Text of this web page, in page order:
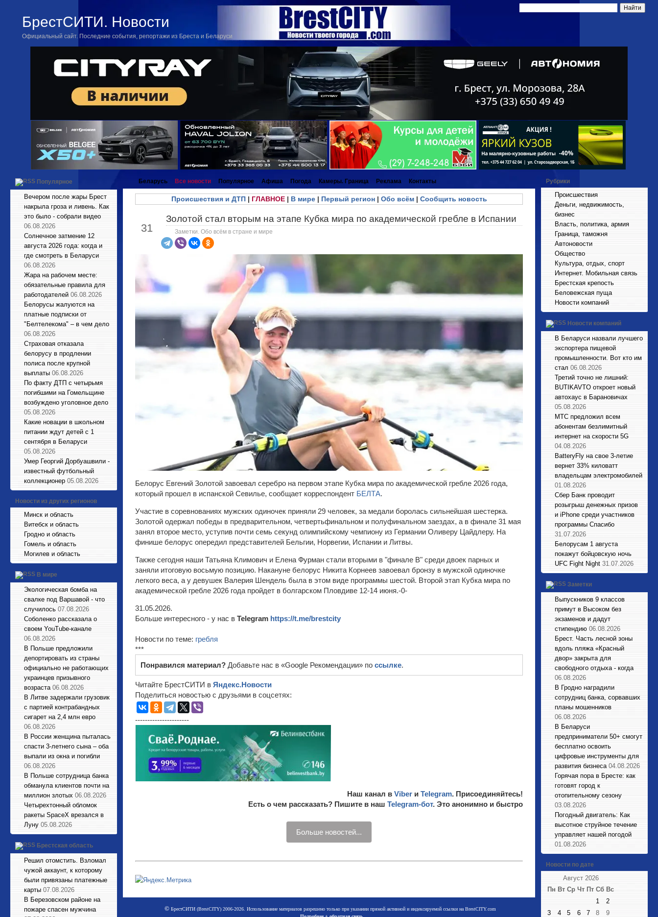
БрестСИТИ. Новости
Официальный сайт. Последние события, репортажи из Бреста и Беларуси
Популярное
Вечером после жары Брест
накрыла гроза и ливень. Как
это было - собрали видео
06.08.2026
Солнечное затмение 12
августа 2026 года: когда и
где смотреть в Беларуси
06.08.2026
Жара на рабочем месте:
обязательные правила для
работодателей 06.08.2026
Белорусы жалуются на
платные подписки от
"Белтелекома" – в чем дело
06.08.2026
Страховая отказала
белорусу в продлении
полиса после крупной
выплаты 06.08.2026
По факту ДТП с четырьмя
погибшими на Гомельщине
возбуждено уголовное дело
05.08.2026
Какие новации в школьном
питании ждут детей с 1
сентября в Беларуси
05.08.2026
Умер Георгий Дорбуашвили -
известный футбольный
коллекционер 05.08.2026
Новости из других регионов
Минск и область
Витебск и область
Гродно и область
Гомель и область
Могилев и область
В мире
Экологическая бомба на
свалке под Варшавой - что
случилось 07.08.2026
Соболенко рассказала о
своем YouTube-канале
06.08.2026
В Польше предложили
депортировать из страны
официально не работающих
украинцев призывного
возраста 06.08.2026
В Литве задержали грузовик
с партией контрабандных
сигарет на 2,4 млн евро
06.08.2026
В России женщина пыталась
спасти 3-летнего сына – оба
выпали из окна и погибли
06.08.2026
В Польше сотрудница банка
обманула клиентов почти на
миллион злотых 06.08.2026
Четырехтонный обломок
ракеты SpaceX врезался в
Луну 05.08.2026
Брестская область
Решил отомстить. Взломал
чужой аккаунт, к которому
были привязаны платежные
карты 07.08.2026
В Березовском районе на
пожаре спасен мужчина
Беларусь Все новости Популярное Афиша Погода Камеры. Граница Реклама Контакты
Происшествия и ДТП| ГЛАВНОЕ| В мире| Первый регион| Обо всём| Сообщить новость
31
Золотой стал вторым на этапе Кубка мира по академической гребле в Испании
Заметки. Обо всём в стране и мире
Белорус Евгений Золотой завоевал серебро на первом этапе Кубка мира по академической гребле 2026 года,
который прошел в испанской Севилье, сообщает корреспондент БЕЛТА.
Участие в соревнованиях мужских одиночек приняли 29 человек, за медали боролась сильнейшая шестерка.
Золотой одержал победы в предварительном, четвертьфинальном и полуфинальном заездах, а в финале 31 мая
занял второе место, уступив почти семь секунд олимпийскому чемпиону из Германии Оливеру Цайдлеру. На
финише белорус опередил представителей Бельгии, Норвегии, Испании и Литвы.
Также сегодня наши Татьяна Климович и Елена Фурман стали вторыми в "финале В" среди двоек парных и
заняли итоговую восьмую позицию. Накануне белорус Никита Корнеев завоевал бронзу в мужской одиночке
легкого веса, а у девушек Валерия Шендель была в этом виде программы шестой. Второй этап Кубка мира по
академической гребле 2026 года пройдет в болгарском Пловдиве 12-14 июня.-0-
31.05.2026.
Больше интересного - у нас в Telegram https://t.me/brestcity
Новости по теме: гребля
***
Понравился материал? Добавьте нас в «Google Рекомендации» по ссылке.
Читайте БрестСИТИ в Яндекс.Новости
Поделиться новостью с друзьями в соцсетях:
----------------------
Наш канал в Viber и Telegram. Присоединяйтесь!
Есть о чем рассказать? Пишите в наш Telegram-бот. Это анонимно и быстро
Больше новостей...
©БрестСИТИ (BrestCITY) 2006-2026. Использование материалов разрешено только при указании прямой активной и индексируемой ссылки на BrestCITY.com
Рубрики
Происшествия
Деньги, недвижимость,
бизнес
Власть, политика, армия
Граница, таможня
Автоновости
Общество
Культура, отдых, спорт
Интернет. Мобильная связь
Брестская крепость
Беловежская пуща
Новости компаний
Новости компаний
В Беларуси назвали лучшего
экспортера пищевой
промышленности. Вот кто им
стал 06.08.2026
Третий точно не лишний:
BUTIKAVTO откроет новый
автохаус в Барановичах
05.08.2026
МТС предложил всем
абонентам безлимитный
интернет на скорости 5G
04.08.2026
BatteryFly на свое 3-летие
вернет 33% киловатт
владельцам электромобилей
01.08.2026
Сбер Банк проводит
розыгрыш денежных призов
и iPhone среди участников
программы Спасибо
31.07.2026
Белорусам 1 августа
покажут бойцовскую ночь
UFC Fight Night 31.07.2026
Заметки
Выпускников 9 классов
примут в Высоком без
экзаменов и дадут
стипендию 06.08.2026
Брест. Часть лесной зоны
вдоль пляжа «Красный
двор» закрыта для
свободного отдыха - когда
06.08.2026
В Гродно наградили
сотрудниц банка, сорвавших
планы мошенников
06.08.2026
В Беларуси
предприниматели 50+ смогут
бесплатно освоить
цифровые инструменты для
развития бизнеса 04.08.2026
Горячая пора в Бресте: как
готовят город к
отопительному сезону
03.08.2026
Погодный двигатель: Как
высотное струйное течение
управляет нашей погодой
01.08.2026
Новости по дате
Август 2026
Пн Вт Ср Чт Пт Сб Вс
1
2
3
4 5 6 7 8
9